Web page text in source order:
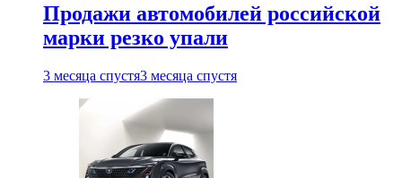
Продажи автомобилей российской
марки резко упали
3 месяца спустя3 месяца спустя